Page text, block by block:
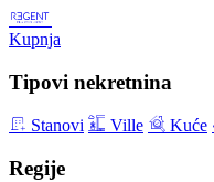
Kupnja
Tipovi nekretnina
Stanovi Ville Kuće
Regije